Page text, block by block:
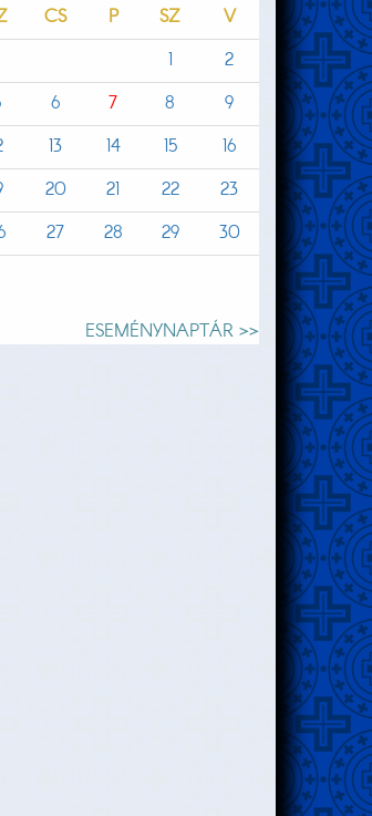
CS P SZ
V
1
2
6 7 8
9
13 14 15
16
20 21 22
23
27 28 29
30
ESEMÉNYNAPTÁR >>